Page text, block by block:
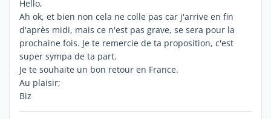
Hello,
Ah ok, et bien non cela ne colle pas car j'arrive en fin
d'après midi, mais ce n'est pas grave, se sera pour la
prochaine fois. Je te remercie de ta proposition, c'est
super sympa de ta part.
Je te souhaite un bon retour en France.
Au plaisir;
Biz